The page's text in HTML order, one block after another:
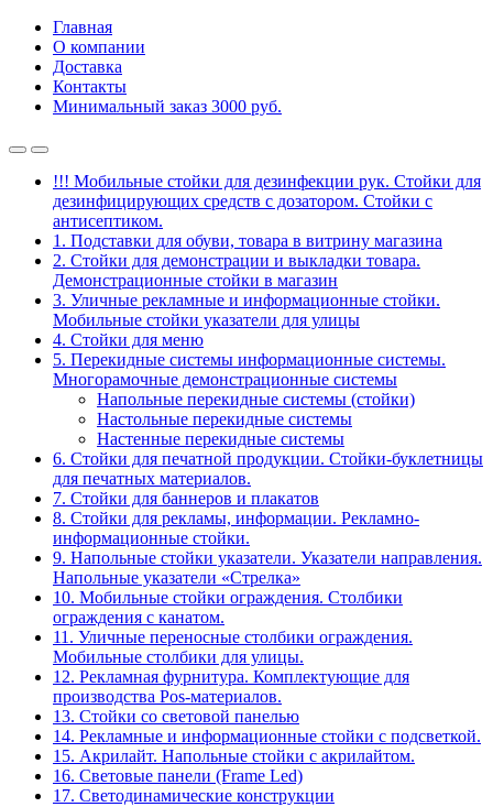
Главная
О компании
Доставка
Контакты
Минимальный заказ 3000 руб.
!!! Мобильные стойки для дезинфекции рук. Стойки для
дезинфицирующих средств с дозатором. Стойки с
антисептиком.
1. Подставки для обуви, товара в витрину магазина
2. Стойки для демонстрации и выкладки товара.
Демонстрационные стойки в магазин
3. Уличные рекламные и информационные стойки.
Мобильные стойки указатели для улицы
4. Стойки для меню
5. Перекидные системы информационные системы.
Многорамочные демонстрационные системы
Напольные перекидные системы (стойки)
Настольные перекидные системы
Настенные перекидные системы
6. Стойки для печатной продукции. Стойки-буклетницы
для печатных материалов.
7. Стойки для баннеров и плакатов
8. Стойки для рекламы, информации. Рекламно-
информационные стойки.
9. Напольные стойки указатели. Указатели направления.
Напольные указатели «Стрелка»
10. Мобильные стойки ограждения. Столбики
ограждения с канатом.
11. Уличные переносные столбики ограждения.
Мобильные столбики для улицы.
12. Рекламная фурнитура. Комплектующие для
производства Pos-материалов.
13. Стойки со световой панелью
14. Рекламные и информационные стойки с подсветкой.
15. Акрилайт. Напольные стойки с акрилайтом.
16. Световые панели (Frame Led)
17. Светодинамические конструкции